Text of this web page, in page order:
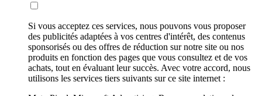
Si vous acceptez ces services, nous pouvons vous proposer
des publicités adaptées à vos centres d'intérêt, des contenus
sponsorisés ou des offres de réduction sur notre site ou nos
produits en fonction des pages que vous consultez et de vos
achats, tout en évaluant leur succès. Avec votre accord, nous
utilisons les services tiers suivants sur ce site internet :